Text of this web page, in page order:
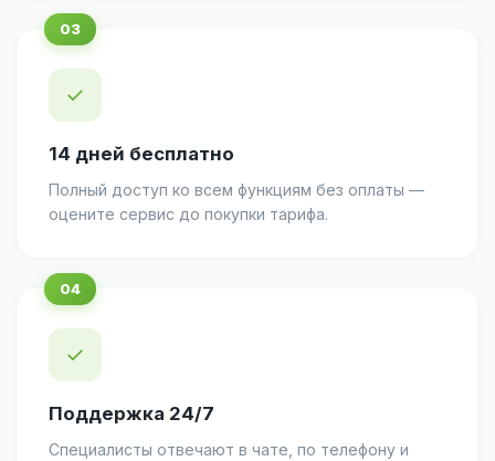
✓
14 дней бесплатно
Полный доступ ко всем функциям без оплаты —
оцените сервис до покупки тарифа.
✓
Поддержка 24/7
Специалисты отвечают в чате, по телефону и